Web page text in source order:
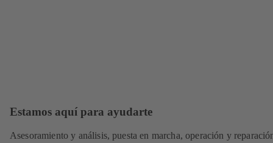
Estamos aquí para ayudarte
Asesoramiento y análisis, puesta en marcha, operación y